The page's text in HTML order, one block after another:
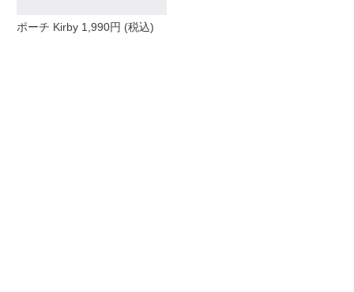
ポーチ Kirby 1,990円 (税込)